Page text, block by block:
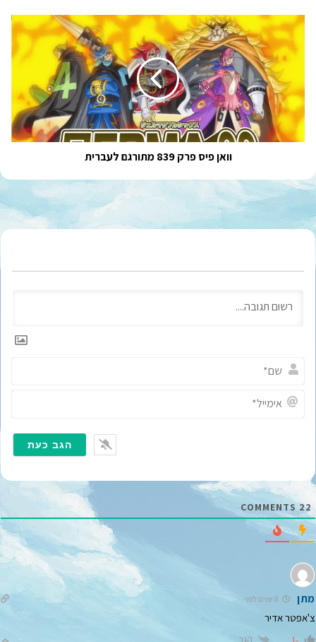
וואן
פיס
פרק
839
מתורגם
לעברית
וואן פיס פרק 839 מתורגם לעברית
ם
י
ל
22
COMMENTS
מתן 8 שנים לפני
צ'אפטר אדיר
הגב